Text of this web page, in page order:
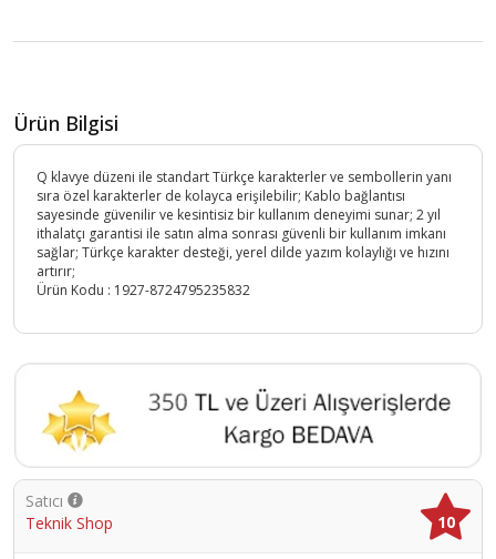
Ürün Bilgisi
Q klavye düzeni ile standart Türkçe karakterler ve sembollerin yanı
sıra özel karakterler de kolayca erişilebilir; Kablo bağlantısı
sayesinde güvenilir ve kesintisiz bir kullanım deneyimi sunar; 2 yıl
ithalatçı garantisi ile satın alma sonrası güvenli bir kullanım imkanı
sağlar; Türkçe karakter desteği, yerel dilde yazım kolaylığı ve hızını
artırır;
Ürün Kodu : 1927-8724795235832
Satıcı
Teknik Shop
10